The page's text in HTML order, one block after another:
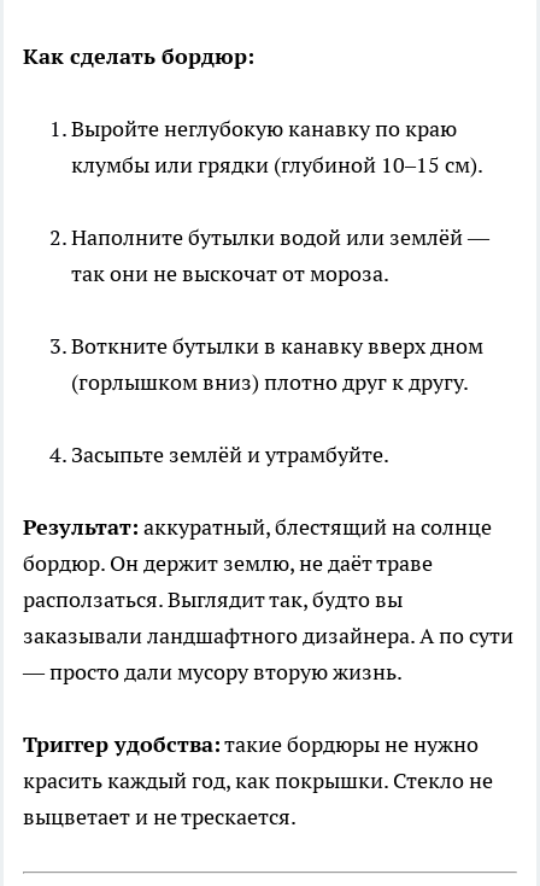
Как сделать бордюр:
Выройте неглубокую канавку по краю
клумбы или грядки (глубиной 10–15 см).
Наполните бутылки водой или землёй —
так они не выскочат от мороза.
Воткните бутылки в канавку вверх дном
(горлышком вниз) плотно друг к другу.
Засыпьте землёй и утрамбуйте.
Результат: аккуратный, блестящий на солнце
бордюр. Он держит землю, не даёт траве
расползаться. Выглядит так, будто вы
заказывали ландшафтного дизайнера. А по сути
— просто дали мусору вторую жизнь.
Триггер удобства:такие бордюры не нужно
красить каждый год, как покрышки. Стекло не
выцветает и не трескается.